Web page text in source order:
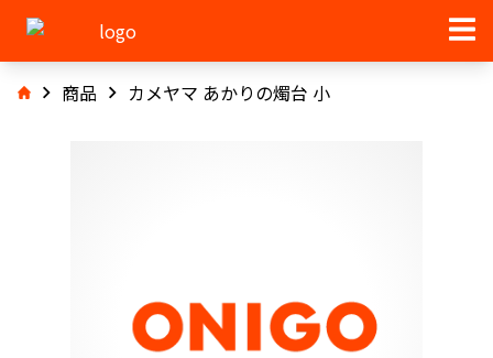
商品 カメヤマ あかりの燭台 小